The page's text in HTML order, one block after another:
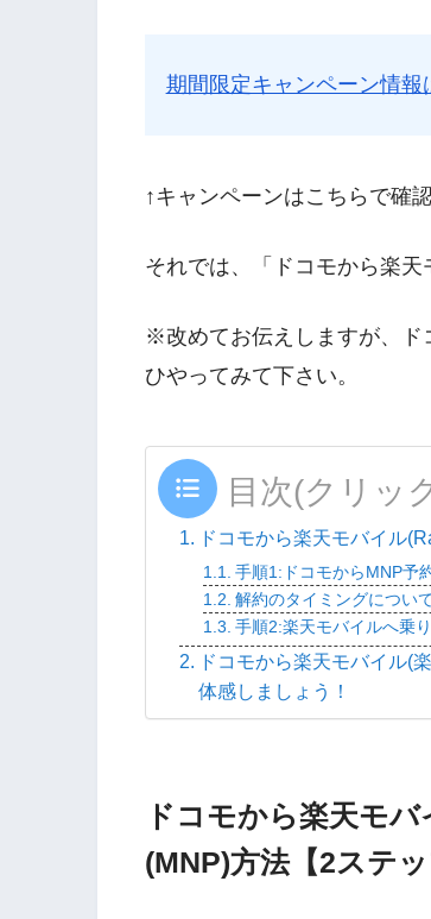
期間限定キャンペーン情報
↑キャンペーンはこちらで確
それでは、「ドコモから楽天
※改めてお伝えしますが、ド
ひやってみて下さい。
目次(クリッ
ドコモから楽天モバイル
手順1:ドコモからMNP予
解約のタイミングについ
手順2:楽天モバイルへ乗
ドコモから楽天モバイル(
体感しましょう！
ドコモから楽天モ
(MNP)方法【2ステッ